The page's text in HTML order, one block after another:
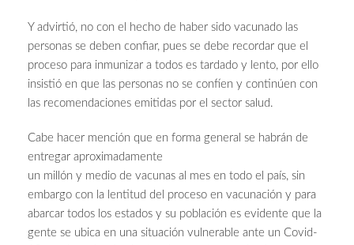
Y advirtió, no con el hecho de haber sido vacunado las
personas se deben confiar, pues se debe recordar que el
proceso para inmunizar a todos es tardado y lento, por ello
insistió en que las personas no se confíen y continúen con
las recomendaciones emitidas por el sector salud.
Cabe hacer mención que en forma general se habrán de
entregar aproximadamente
un millón y medio de vacunas al mes en todo el país, sin
embargo con la lentitud del proceso en vacunación y para
abarcar todos los estados y su población es evidente que la
gente se ubica en una situación vulnerable ante un Covid-